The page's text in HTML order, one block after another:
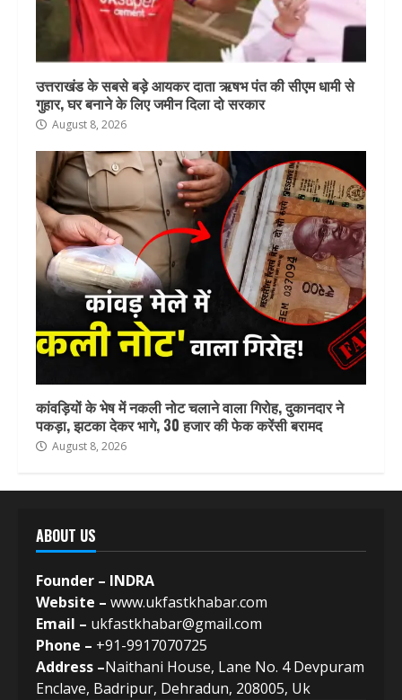
उत्तराखंड के सबसे बड़े आयकर दाता ऋषभ पंत की सीएम धामी से
गुहार, घर बनाने के लिए जमीन दिला दो सरकार
August 8, 2026
कांवड़ियों के भेष में नकली नोट चलाने वाला गिरोह, दुकानदार ने
पकड़ा, झटका देकर भागे, 30 हजार की फेक करेंसी बरामद
August 8, 2026
ABOUT US
Founder – INDRA
Website – www.ukfastkhabar.com
Email – ukfastkhabar@gmail.com
Phone – +91-9917070725
Address –Naithani House, Lane No. 4 Devpuram
Enclave, Badripur, Dehradun, 208005, Uk